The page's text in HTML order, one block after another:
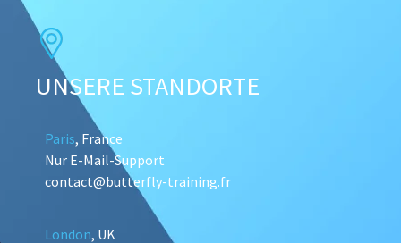
UNSERE STANDORTE
Paris, France
Nur E-Mail-Support
contact@butterfly-training.fr
London, UK